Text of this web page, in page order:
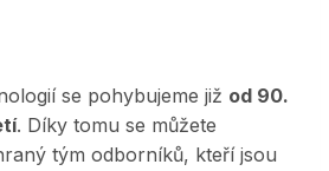
se pohybujeme již od 90.
. Díky tomu se můžete
tým odborníků, kteří jsou